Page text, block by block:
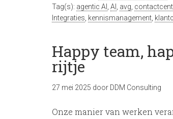
Tag(s): agentic AI AI avg
Integraties kennismanagement
Happy team,
rijtje
27 mei 2025 door DDM Consulting
Onze manier van werken